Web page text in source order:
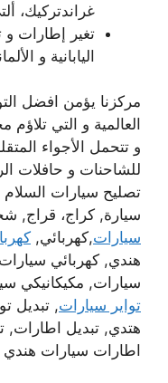
غراندتركيك،
تغير إطارات و
اليابانية و
مركزنا يؤمن افضل
العالمية و التي
و تتحمل الأجواء
للشاحنات و حافلات
تصليح سيارات
سيارة, كراج، قراج,
سيارات,كهربائي,
هندي, كهربائي
سيارات, مكيكانيكي
تواير سيارات, تبديل
هتدي, تبديل اطارات,
اطارات سيارات هندي